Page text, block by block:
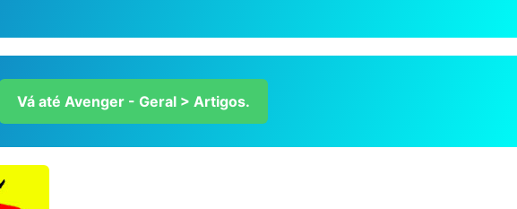
Vá até Avenger - Geral > Artigos.